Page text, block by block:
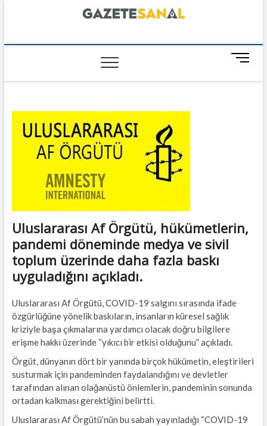
GazeteSanal
M
n
Uluslararası Af Örgütü, hükümetlerin,
pandemi döneminde medya ve sivil
toplum üzerinde daha fazla baskı
uyguladığını açıkladı.
Uluslararası Af Örgütü, COVID-19 salgını sırasında ifade
özgürlüğüne yönelik baskıların, insanların küresel sağlık
kriziyle başa çıkmalarına yardımcı olacak doğru bilgilere
erişme hakkı üzerinde “yıkıcı bir etkisi olduğunu” açıkladı.
Örgüt, dünyanın dört bir yanında birçok hükümetin, eleştirileri
susturmak için pandeminden faydalandığını ve devletler
tarafından alınan olağanüstü önlemlerin, pandeminin sonunda
ortadan kalkması gerektiğini belirtti.
Uluslararası Af Örgütü’nün bu sabah yayınladığı “COVID-19